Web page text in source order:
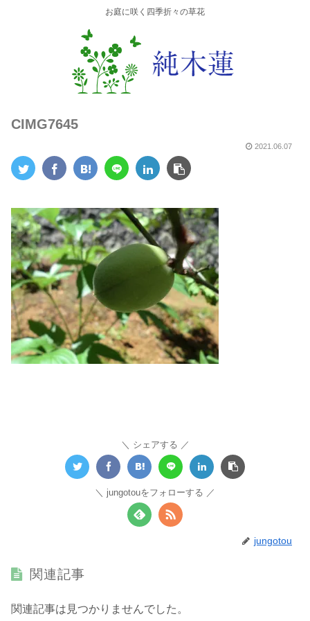
お庭に咲く四季折々の草花
CIMG7645
2021.06.07
シェアする
jungotouをフォローする
jungotou
関連記事
関連記事は見つかりませんでした。